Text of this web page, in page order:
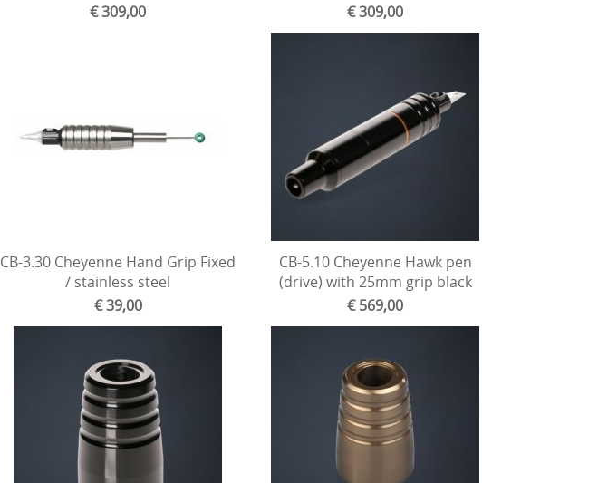
€ 309,00
€ 309,00
CB-3.30 Cheyenne Hand Grip Fixed
/ stainless steel
€ 39,00
CB-5.10 Cheyenne Hawk pen
(drive) with 25mm grip black
€ 569,00